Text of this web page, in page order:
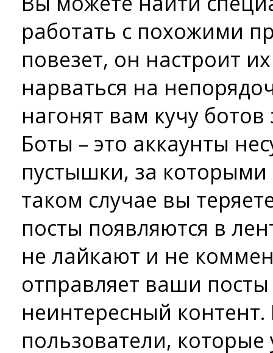
работать с похожими
повезет, он настроит
нарваться на
нагонят вам кучу
Боты – это аккаунты
пустышки, за которыми
таком случае вы
посты появляются в
не лайкают и не
отправляет ваши
неинтересный
пользователи, которые